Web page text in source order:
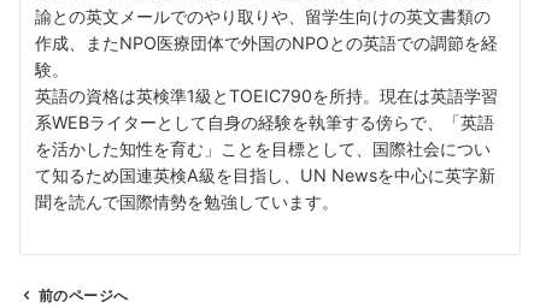
諭との英文メールでのやり取りや、留学生向けの英文書類の
作成、またNPO医療団体で外国のNPOとの英語での調節を経
験。
英語の資格は英検準1級とTOEIC790を所持。現在は英語学習
系WEBライターとして自身の経験を執筆する傍らで、「英語
を活かした知性を育む」ことを目標として、国際社会につい
て知るため国連英検A級を目指し、UN Newsを中心に英字新
聞を読んで国際情勢を勉強しています。
前のページへ